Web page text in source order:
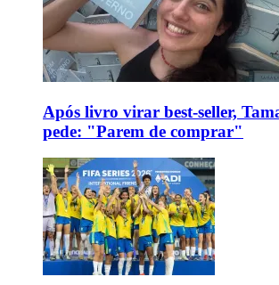
Após livro virar best-seller,
pede: "Parem de comprar"